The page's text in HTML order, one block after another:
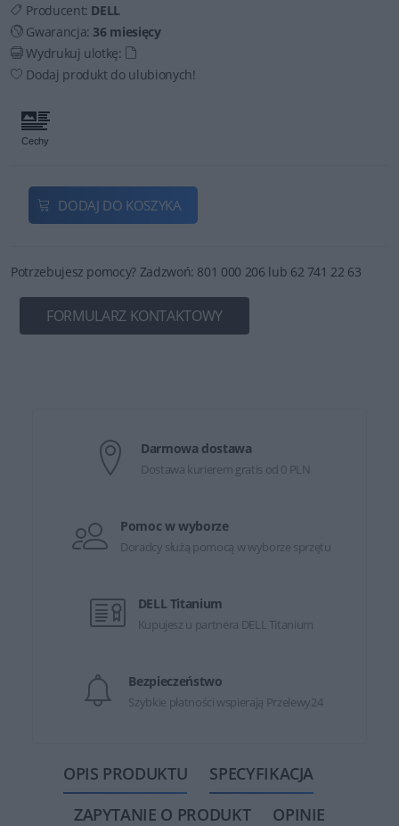
Producent: DELL
Gwarancja:36 miesięcy
Wydrukuj ulotkę:
Dodaj produkt do ulubionych!
DODAJ DO KOSZYKA
Potrzebujesz pomocy? Zadzwoń: 801 000 206 lub 62 741 22 63
FORMULARZ KONTAKTOWY
Darmowa dostawa
Dostawa kurierem gratis od 0 PLN
Pomoc w wyborze
Doradcy służą pomocą w wyborze sprzętu
DELL Titanium
Kupujesz u partnera DELL Titanium
Bezpieczeństwo
Szybkie płatności wspierają Przelewy24
OPIS PRODUKTU
SPECYFIKACJA
ZAPYTANIE O PRODUKT
OPINIE